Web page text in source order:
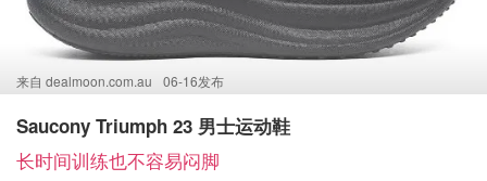
来自 dealmoon.com.au 06-16发布
Saucony Triumph 23 男士运动鞋
长时间训练也不容易闷脚